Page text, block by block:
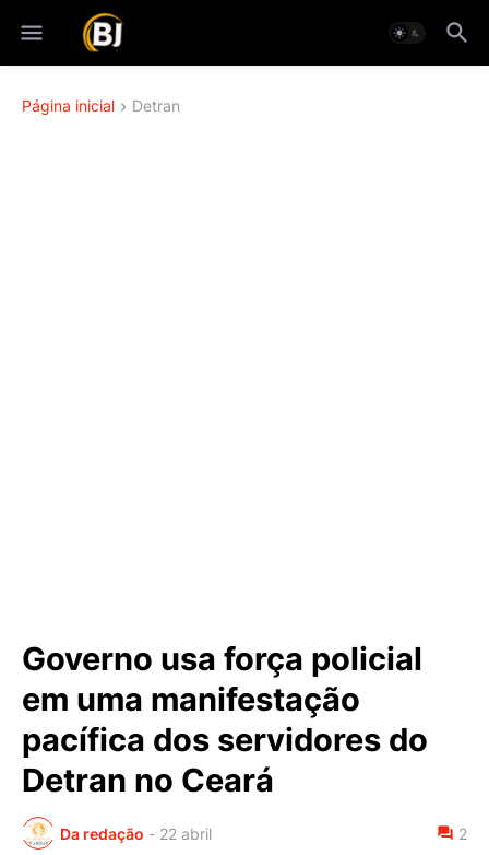
Página inicial Detran
Governo usa força policial
em uma manifestação
pacífica dos servidores do
Detran no Ceará
Da redação - 22 abril 2